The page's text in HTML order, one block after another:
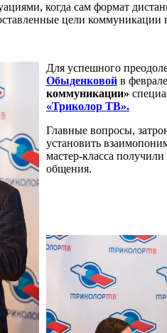
когда сам формат
цели коммуникации
Для успешного
Обыденковой в
коммуникации»
«Триколор ТВ».
Главные вопросы,
установить
мастер-класса
общения.